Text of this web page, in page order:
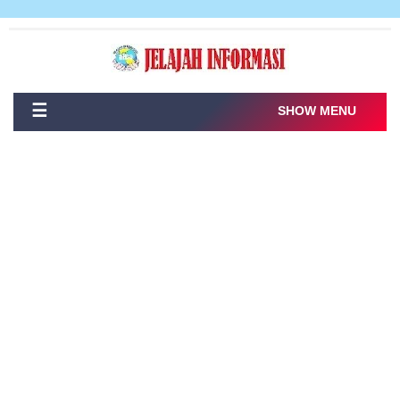
☰ SHOW MENU